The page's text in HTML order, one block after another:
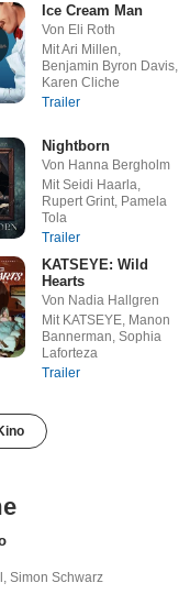
Ice Cream Man
Von Eli Roth
Mit Ari Millen,
Benjamin Byron Davis,
Karen Cliche
Trailer
Nightborn
Von Hanna Bergholm
Mit Seidi Haarla,
Rupert Grint, Pamela
Tola
Trailer
KATSEYE: Wild
Hearts
Von Nadia Hallgren
Mit KATSEYE, Manon
Bannerman, Sophia
Laforteza
Trailer
Simon Schwarz